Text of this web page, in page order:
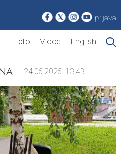
prijava
Foto Video English
| 24.05.2025. 13:43 |